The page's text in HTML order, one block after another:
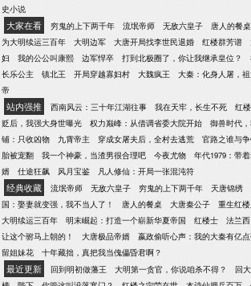
史小说
大家在看 穷鬼的上下两千年 流氓帝师 无敌六皇子 唐人的餐桌
为大明续运三百年
大明边军 大唐开局找李世民退婚 红楼群芳谱
妇
我的公公叫康熙 边军悍卒 打到北极圈了，你让我继承皇位？
长乐公主
镇北王 开局穿越寡妇村 大魏疯王 大秦：化身人屠，
帝
站内强推 西南风云：三十年江湖往事 我在天牢，长生不死 红
贬后，我强大身世曝光
权力巅峰：从借调省委大院开始 御兽时代
铺：只收凶物
九霄帝主 穿成女屠夫后，全村去逃荒 官路之谁与
胎被宠翻
我一个神豪，当渣男很合理吧 今夜尤物 年代1979：带
婿
仕途狂飙 风月宝鉴 凡人修仙：开局一张混沌符
经典收藏 流氓帝师 无敌六皇子 穷鬼的上下两千年 天唐锦绣
国：娶妻就变强，我不当人了！
唐人的餐桌 大唐秦公子 重生红
大明续运三百年
明末崛起：打造一个崭新华夏帝国 红楼士 法兰
让这个驸马上朝的！
大唐极品帝婿 嬴政偷听心声：我的大秦有亿
留姐妹花
十年藏拙，真把我当傀儡昏君啊？
最近更新 回到明初做藩王 大明第一贪官，你说咱杀不得？ 回